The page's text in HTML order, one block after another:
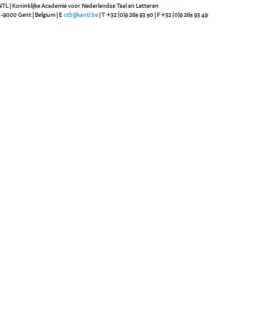
| Koninklijke Academie voor Nederlandse Taal en Letteren
9000 Gent | Belgium | Ectb@kantl.be | T +32 (0)9 265 93 50 | F +32 (0)9 265 93 49